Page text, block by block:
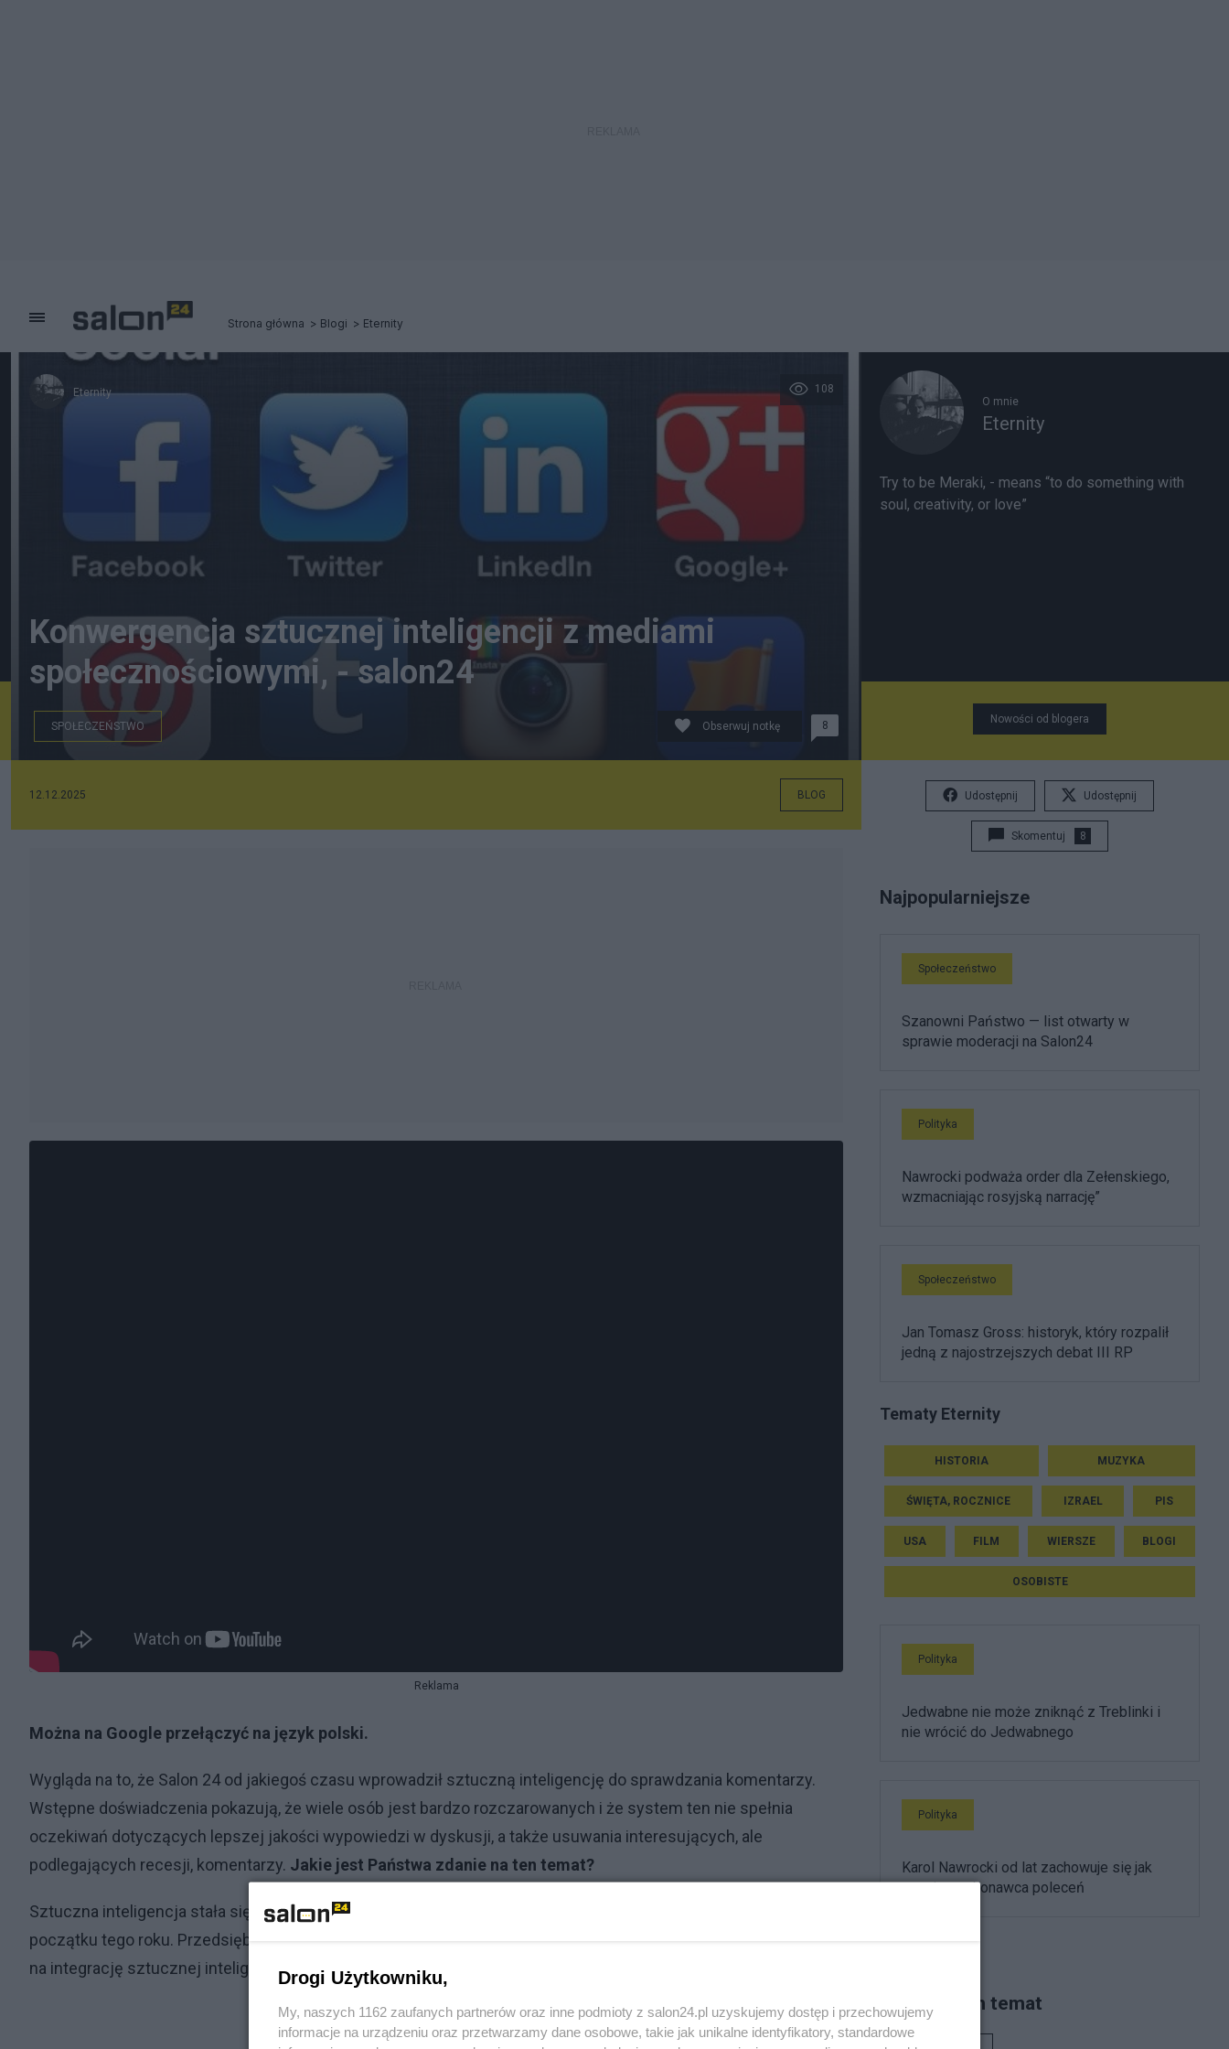
Strona główna Blogi Eternity
Eternity 108
Konwergencja sztucznej inteligencji z mediami
społecznościowymi, - salon24
SPOŁECZEŃSTWO Obserwuj notkę 8
12.12.2025 BLOG
Reklama
Można na Google przełączyć na język polski.
Wygląda na to, że Salon 24 od jakiegoś czasu wprowadził sztuczną inteligencję do sprawdzania komentarzy.
Wstępne doświadczenia pokazują, że wiele osób jest bardzo rozczarowanych i że system ten nie spełnia
oczekiwań dotyczących lepszej jakości wypowiedzi w dyskusji, a także usuwania interesujących, ale
podlegających recesji, komentarzy. Jakie jest Państwa zdanie na ten temat?
Sztuczna inteligencja stała się hasłem przewodnim roku 2023, odkąd ChatGPT zadebiutował publicznie na
początku tego roku. Przedsiębiorstwa, szkoły, uniwersytety, a nawet organizacje non-profit szukają sposobów
na integrację sztucznej inteligencji ze swoimi działaniami.
Reklama
O mnie
Eternity
Try to be Meraki, - means “to do something with
soul, creativity, or love”
Nowości od blogera
Udostępnij Udostępnij
Skomentuj 8
Najpopularniejsze
Społeczeństwo
Szanowni Państwo — list otwarty w
sprawie moderacji na Salon24
Polityka
Nawrocki podważa order dla Zełenskiego,
wzmacniając rosyjską narrację”
Społeczeństwo
Jan Tomasz Gross: historyk, który rozpalił
jedną z najostrzejszych debat III RP
Tematy Eternity
HISTORIA MUZYKA
ŚWIĘTA, ROCZNICE IZRAEL PIS
USA FILM WIERSZE BLOGI
OSOBISTE
Polityka
Jedwabne nie może zniknąć z Treblinki i
nie wrócić do Jedwabnego
Polityka
Karol Nawrocki od lat zachowuje się jak
partyjny wykonawca poleceń
Piszą na ten temat
Drogi Użytkowniku,
My, naszych 1162 zaufanych partnerów oraz inne podmioty z salon24.pl uzyskujemy dostęp i przechowujemy
informacje na urządzeniu oraz przetwarzamy dane osobowe, takie jak unikalne identyfikatory, standardowe